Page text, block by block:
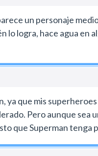
que es Superman. Me
John Ottman que
Singer hizo un gran
en el cómic pero no
verla y recomiendo a
tiempo el sueño
un personaje
lo logra, hace agua
ya que mis
Pero aunque sea
que Superman tenga